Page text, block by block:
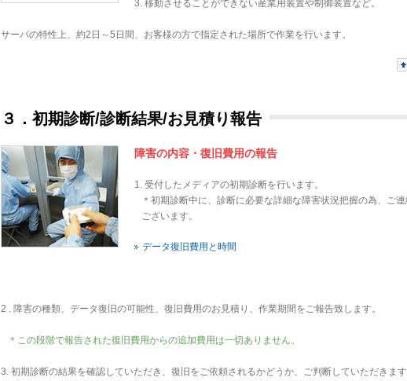
3. 移動させることができない産業用装置や制御装置など。
サーバの特性上、約2日～5日間、お客様の方で指定された場所で作業を行います。
３．初期診断/診断結果/お見積り報告
障害の内容・復旧費用の報告
1. 受付したメディアの初期診断を行います。
＊初期診断中に、診断に必要な詳細な障害状況把握の為、ご
ございます。
データ復旧費用と時間
2 . 障害の種類、データ復旧の可能性、復旧費用のお見積り、作業期間をご報告致します。
＊この段階で報告された復旧費用からの追加費用は一切ありません。
3. 初期診断の結果を確認していただき、復旧をご依頼されるかどうか、ご判断していただきま